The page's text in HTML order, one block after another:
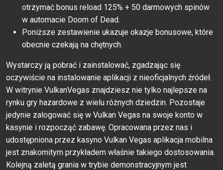
otrzymać bonus reload 125% + 50 darmowych spinów
w automacie Doom of Dead.
Poniższe zestawienie ukazuje okazje bonusowe, które
obecnie czekają na chętnych.
Wystarczy ją pobrać i zainstalować, zgadzając się
oczywiście na instalowanie aplikacji z nieoficjalnych źródeł.
W witrynie VulkanVegas znajdziesz nie tylko najlepsze na
rynku gry hazardowe z wielu różnych dziedzin. Pozostaje
jedynie zalogować się w Vulkan Vegas na swoje konto w
kasynie i rozpocząć zabawę. Opracowana przez nas i
udostępniona przez kasyno Vulkan Vegas aplikacja mobilna
jest znakomitym przykładem właśnie takiego dostosowania.
Kolejną zaletą grania w trybie demonstracyjnym jest